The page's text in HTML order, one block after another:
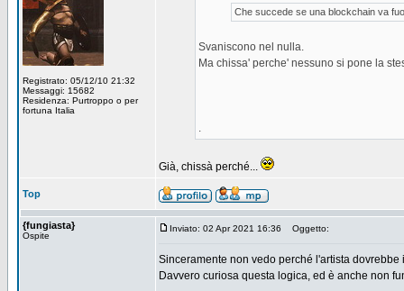
Registrato: 05/12/10 21:32
Messaggi: 15682
Residenza: Purtroppo o per
fortuna Italia
Che succede se una blockchain va
Svaniscono nel nulla.
Ma chissa' perche' nessuno si pone la
.
Già, chissà perché...
Top
{fungiasta}
Ospite
Inviato: 02 Apr 2021 16:36 Oggetto:
Sinceramente non vedo perché l'artista
Davvero curiosa questa logica, ed è anche non